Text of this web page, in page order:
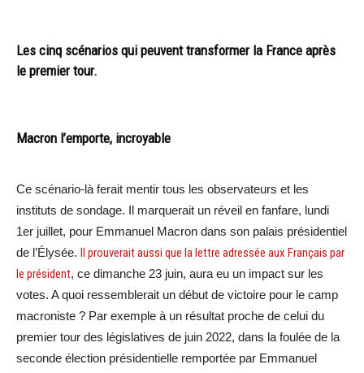
Les cinq scénarios qui peuvent transformer la France après
le premier tour.
Macron l’emporte, incroyable
Ce scénario-là ferait mentir tous les observateurs et les
instituts de sondage. Il marquerait un réveil en fanfare, lundi
1er juillet, pour Emmanuel Macron dans son palais présidentiel
de l’Élysée.
Il prouverait aussi que la lettre adressée aux Français par
le président, ce dimanche 23 juin, aura eu un impact sur les
votes. A quoi ressemblerait un début de victoire pour le camp
macroniste ? Par exemple à un résultat proche de celui du
premier tour des législatives de juin 2022, dans la foulée de la
seconde élection présidentielle remportée par Emmanuel